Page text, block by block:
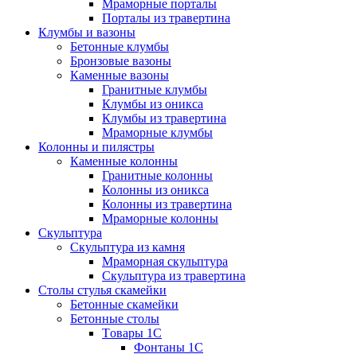
Мраморные порталы
Порталы из травертина
Клумбы и вазоны
Бетонные клумбы
Бронзовые вазоны
Каменные вазоны
Гранитные клумбы
Клумбы из оникса
Клумбы из травертина
Мраморные клумбы
Колонны и пилястры
Каменные колонны
Гранитные колонны
Колонны из оникса
Колонны из травертина
Мраморные колонны
Скульптура
Скульптура из камня
Мраморная скульптура
Скульптура из травертина
Столы стулья скамейки
Бетонные скамейки
Бетонные столы
Tовары 1C
Фонтаны 1C